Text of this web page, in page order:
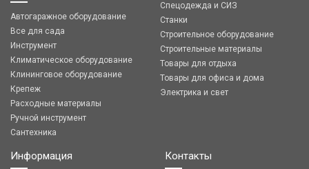
Автогаражное оборудование
Все для сада
Инструмент
Климатическое оборудование
Клининговое оборудование
Крепеж
Расходные материалы
Ручной инструмент
Сантехника
Спецодежда и СИЗ
Станки
Строительное оборудование
Строительные материалы
Товары для отдыха
Товары для офиса и дома
Электрика и свет
Информация Контакты